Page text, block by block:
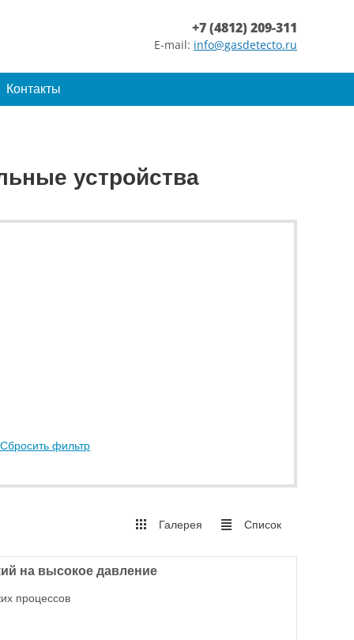
+7 (4812) 209-311
E-mail: info@gasdetecto.ru
Контакты
устройства
Сбросить фильтр
Галерея Список
на высокое давление
процессов